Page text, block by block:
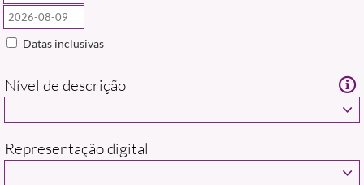
Datas inclusivas
Nível de descrição
Representação digital